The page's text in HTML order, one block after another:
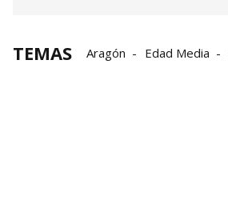
TEMAS Aragón Edad Media